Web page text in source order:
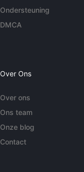
Ondersteuning
DMCA
Over Ons
Over ons
Ons team
Onze blog
Contact